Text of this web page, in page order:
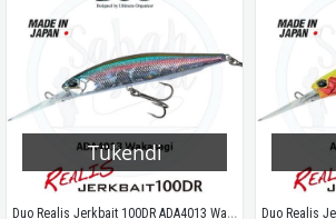
Tükendi
Duo Realis Jerkbait 100DR ADA4013 Wakasagi